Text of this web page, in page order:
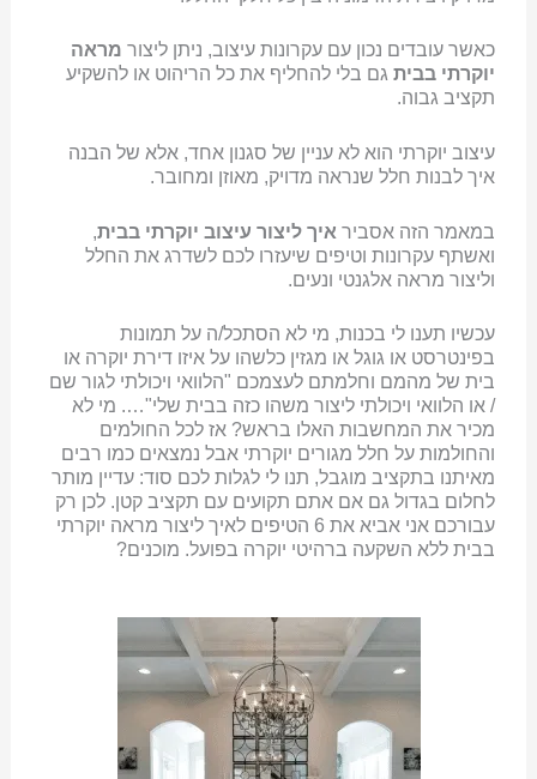
כאשר עובדים נכון עם עקרונות עיצוב, ניתן ליצור מראה
יוקרתי בביתגם בלי להחליף את כל הריהוט או להשקיע
תקציב גבוה.
עיצוב יוקרתי הוא לא עניין של סגנון אחד, אלא של הבנה
איך לבנות חלל שנראה מדויק, מאוזן ומחובר.
במאמר הזה אסביר איך ליצור עיצוב יוקרתי בבית,
ואשתף עקרונות וטיפים שיעזרו לכם לשדרג את החלל
וליצור מראה אלגנטי ונעים.
עכשיו תענו לי בכנות, מי לא הסתכל/ה על תמונות
בפינטרסט או גוגל או מגזין כלשהו על איזו דירת יוקרה או
בית של מהמם וחלמתם לעצמכם "הלוואי ויכולתי לגור שם
/ או הלוואי ויכולתי ליצור משהו כזה בבית שלי"…. מי לא
מכיר את המחשבות האלו בראש? אז לכל החולמים
והחולמות על חלל מגורים יוקרתי אבל נמצאים כמו רבים
מאיתנו בתקציב מוגבל, תנו לי לגלות לכם סוד: עדיין מותר
לחלום בגדול גם אם אתם תקועים עם תקציב קטן. לכן רק
עבורכם אני אביא את 6 הטיפים לאיך ליצור מראה יוקרתי
בבית ללא השקעה ברהיטי יוקרה בפועל. מוכנים?